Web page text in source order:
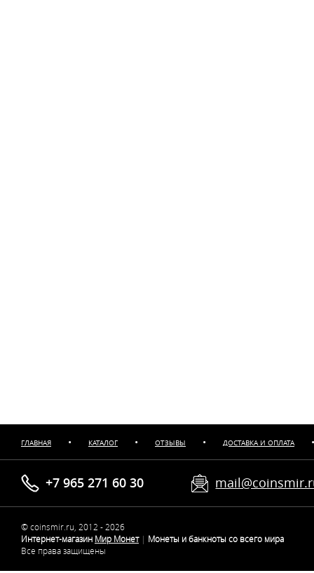
ГЛАВНАЯ • КАТАЛОГ • ОТЗЫВЫ • ДОСТАВКА И ОПЛАТА •
+7 965 271 60 30
© coinsmir.ru, 2012 - 2026
Интернет-магазин Мир Монет | Монеты и банкноты со всего мира
Все права защищены